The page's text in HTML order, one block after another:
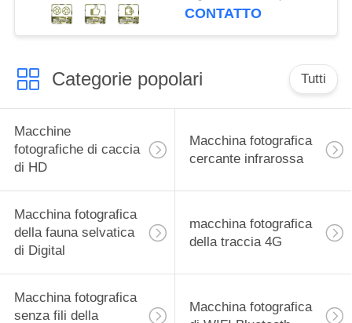
all'aperto
CONTATTO
Categorie popolari Tutti
Macchine
fotografiche di caccia
di HD
Macchina fotografica
cercante infrarossa
Macchina fotografica
della fauna selvatica
di Digital
macchina fotografica
della traccia 4G
Macchina fotografica
senza fili della
Macchina fotografica